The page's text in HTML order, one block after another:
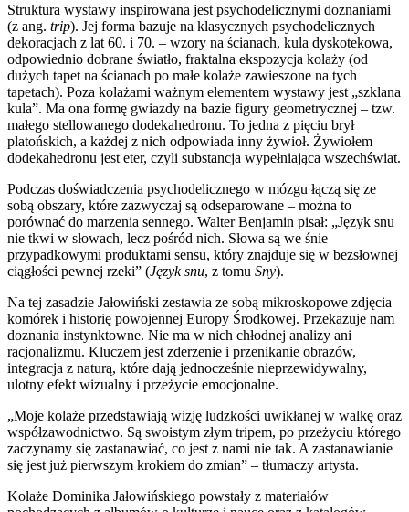
Struktura wystawy inspirowana jest psychodelicznymi doznaniami
(z ang. trip). Jej forma bazuje na klasycznych psychodelicznych
dekoracjach z lat 60. i 70. – wzory na ścianach, kula dyskotekowa,
odpowiednio dobrane światło, fraktalna ekspozycja kolaży (od
dużych tapet na ścianach po małe kolaże zawieszone na tych
tapetach). Poza kolażami ważnym elementem wystawy jest „szklana
kula”. Ma ona formę gwiazdy na bazie figury geometrycznej – tzw.
małego stellowanego dodekahedronu. To jedna z pięciu brył
platońskich, a każdej z nich odpowiada inny żywioł. Żywiołem
dodekahedronu jest eter, czyli substancja wypełniająca wszechświat.
Podczas doświadczenia psychodelicznego w mózgu łączą się ze
sobą obszary, które zazwyczaj są odseparowane – można to
porównać do marzenia sennego. Walter Benjamin pisał: „Język snu
nie tkwi w słowach, lecz pośród nich. Słowa są we śnie
przypadkowymi produktami sensu, który znajduje się w bezsłownej
ciągłości pewnej rzeki” (Język snu, z tomu Sny).
Na tej zasadzie Jałowiński zestawia ze sobą mikroskopowe zdjęcia
komórek i historię powojennej Europy Środkowej. Przekazuje nam
doznania instynktowne. Nie ma w nich chłodnej analizy ani
racjonalizmu. Kluczem jest zderzenie i przenikanie obrazów,
integracja z naturą, które dają jednocześnie nieprzewidywalny,
ulotny efekt wizualny i przeżycie emocjonalne.
„Moje kolaże przedstawiają wizję ludzkości uwikłanej w walkę oraz
współzawodnictwo. Są swoistym złym tripem, po przeżyciu którego
zaczynamy się zastanawiać, co jest z nami nie tak. A zastanawianie
się jest już pierwszym krokiem do zmian” – tłumaczy artysta.
Kolaże Dominika Jałowińskiego powstały z materiałów